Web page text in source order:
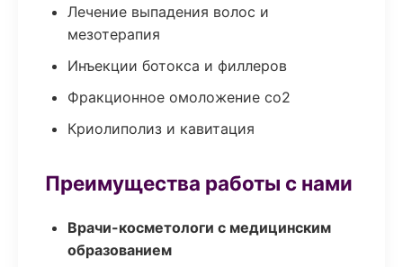
Лечение выпадения волос и
мезотерапия
Инъекции ботокса и филлеров
Фракционное омоложение co2
Криолиполиз и кавитация
Преимущества работы с нами
Врачи-косметологи с медицинским
образованием